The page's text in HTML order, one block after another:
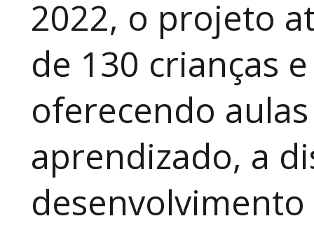
2022, o projeto
de 130 crianças
oferecendo
aprendizado, a